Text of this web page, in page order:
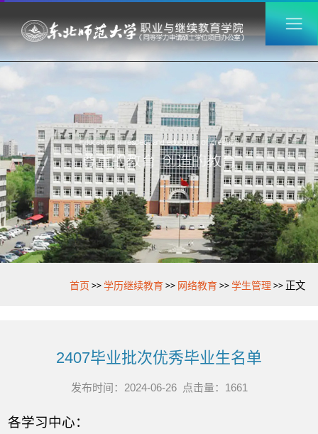
首页 >>学历继续教育>> 网络教育>>学生管理 >> 正文
2407毕业批次优秀毕业生名单
发布时间：2024-06-26 点击量： 1661
各学习中心：